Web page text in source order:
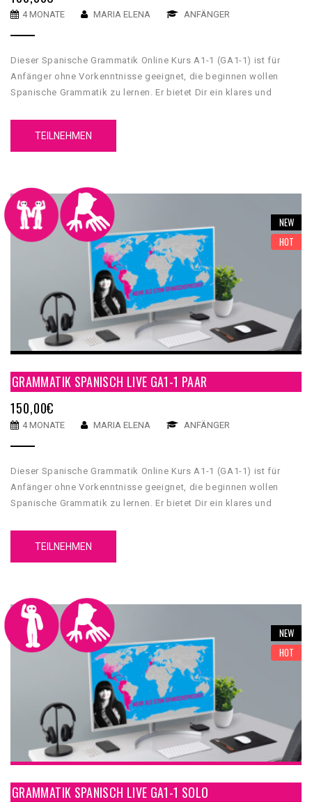
4 MONATE MARIA ELENA ANFÄNGER
Dieser Spanische Grammatik Online Kurs A1-1 (GA1-1) ist für
Anfänger ohne Vorkenntnisse geeignet, die beginnen wollen
Spanische Grammatik zu lernen. Er bietet Dir ein klares und
Unser GA1-1 Spanische Grammatik Online Kurs A1-1 hat 5
TEILNEHMEN
NEW
HOT
GRAMMATIK SPANISCH LIVE GA1-1 PAAR
150,00€
4 MONATE MARIA ELENA ANFÄNGER
Dieser Spanische Grammatik Online Kurs A1-1 (GA1-1) ist für
Anfänger ohne Vorkenntnisse geeignet, die beginnen wollen
Spanische Grammatik zu lernen. Er bietet Dir ein klares und
Unser GA1-1 Spanische Grammatik Online Kurs A1-1 hat 5
TEILNEHMEN
NEW
HOT
GRAMMATIK SPANISCH LIVE GA1-1 SOLO